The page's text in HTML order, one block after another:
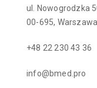
ul. Nowogrodzka
00-695, Warszawa
+48 22 230 43 36
info@bmed.pro